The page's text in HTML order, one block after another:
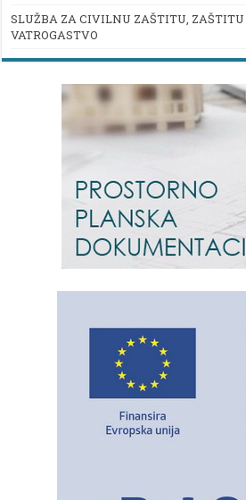
SLUŽBA ZA CIVILNU ZAŠTITU, ZAŠTITU
VATROGASTVO